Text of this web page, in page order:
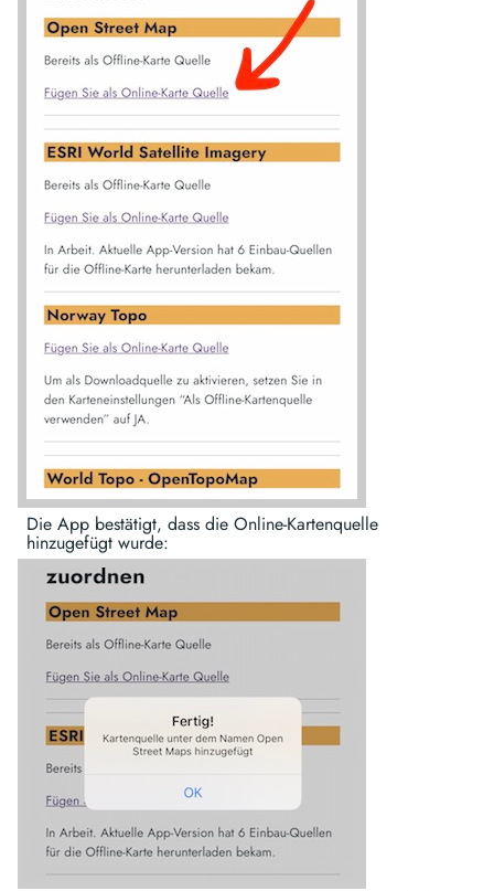
Die App bestätigt, dass die Online-Kartenquelle
hinzugefügt wurde: